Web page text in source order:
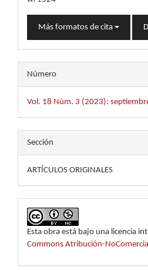
Más formatos de cita
Número
Vol. 18 Núm. 3 (2023):
Sección
ARTÍCULOS ORIGINALES
Esta obra está bajo una licencia
Commons Atribución-